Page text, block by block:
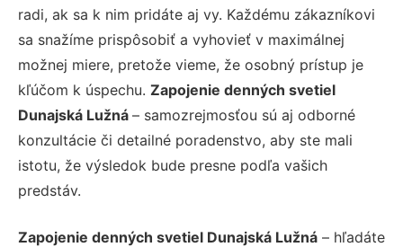
radi, ak sa k nim pridáte aj vy. Každému zákazníkovi
sa snažíme prispôsobiť a vyhovieť v maximálnej
možnej miere, pretože vieme, že osobný prístup je
kľúčom k úspechu. Zapojenie denných svetiel
Dunajská Lužná – samozrejmosťou sú aj odborné
konzultácie či detailné poradenstvo, aby ste mali
istotu, že výsledok bude presne podľa vašich
predstáv.
Zapojenie denných svetiel Dunajská Lužná – hľadáte